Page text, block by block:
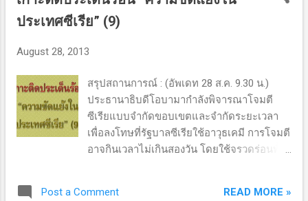
(อัพเดท 29 ส.ค. 18.30 น.)
ประธานาธิบดีบารัก โอบามากล่าวว่ารัฐบาลได้
สรุปแล้วว่าระบอบอัสซาดเป็นผู้ใช้อาวุธเคมี แต่
ระหว่างการหารือกับทีมที่ปรึกษา การที่รัฐบาล
อัสซาดใช้อาวุธเคมีเป็นอีกหนึ่งเหตุผลในการ
พิจารณาว่าควรโจมตีหรือไม่ ประธานาธิบดีอัส
ซาดจะต้องรับผิดชอบ “ผมยังไม่ได้ตัดสินใจ แต่
คิดว่าเป็นเรื่องจำเป็นที่จะต้องสะท้อนให้รู้ว่ามี
ประเทศซีเรีย” (9)
August 28, 2013
สรุปสถานการณ์ : (อัพเดท 28 ส.ค. 9.30 น.)
ประธานาธิบดีโอบามากำลังพิจารณาโจมตี
ซีเรียแบบจำกัดขอบเขตและจำกัดระยะเวลา
เพื่อลงโทษที่รัฐบาลซีเรียใช้อาวุธเคมี การโจมตี
อาจกินเวลาไม่เกินสองวัน โดยใช้จรวดร่อนทั้ง
Post a Comment READ MORE »